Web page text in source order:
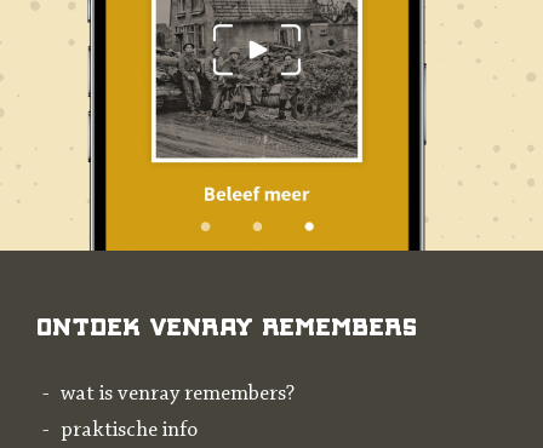
Ontdek Venray Remembers
wat is venray remembers?
praktische info